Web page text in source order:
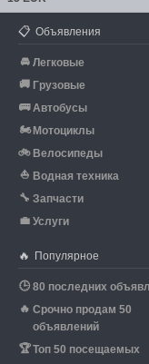
📋 Объявления
🚘 Легковые
🚚 Грузовые
🚌 Автобусы
🏍 Мотоциклы
🚲 Велосипеды
⛵ Водная техника
🔧 Запчасти
💼 Услуги
🔥 Популярное
🕒 80 последних
🔥 Срочно продам 50
объявлений
🏆Топ 50 посещаемых